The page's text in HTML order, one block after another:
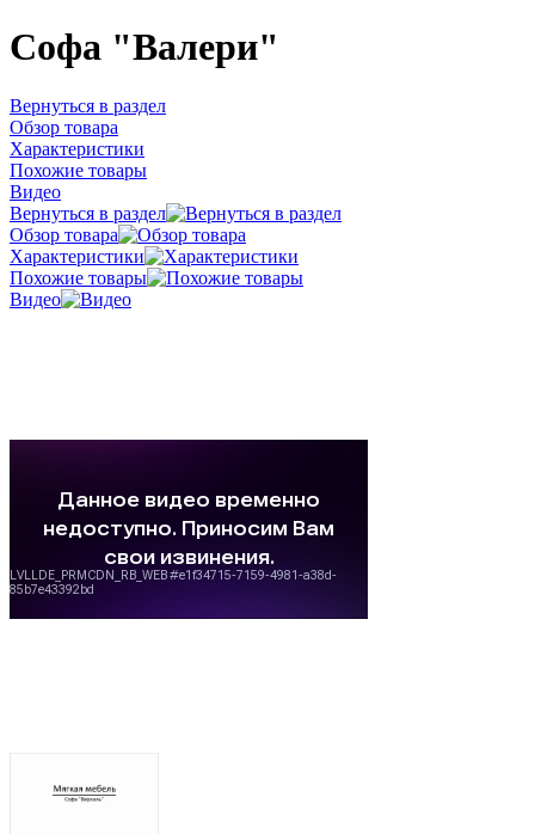
Софа "Валери"
Вернуться в раздел
Обзор товара
Характеристики
Похожие товары
Видео
Вернуться в раздел
Обзор товара
Характеристики
Похожие товары
Видео